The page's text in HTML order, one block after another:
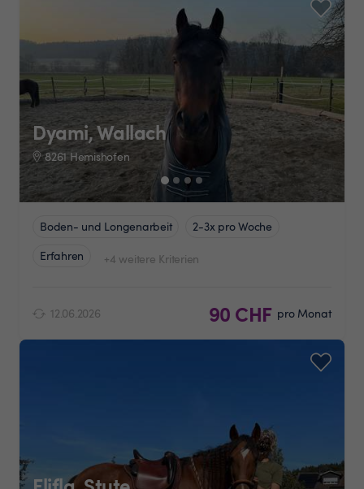
Dyami, Wallach
8261 Hemishofen
Boden- und Longenarbeit
2-3x pro Woche
Erfahren
+4 weitere Kriterien
12.06.2026 90 CHF pro Monat